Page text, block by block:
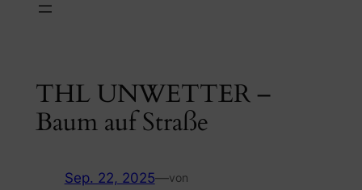
THL UNWETTER –
Baum auf Straße
Sep. 22, 2025—von